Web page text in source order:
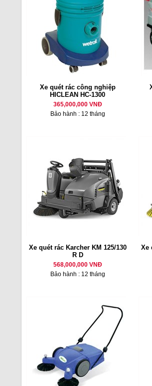
Xe quét rác công nghiệp
HICLEAN HC-1300
365,000,000 VNĐ
Bảo hành : 12 tháng
Xe quét rác Karcher KM 125/130
R D
568,000,000 VNĐ
Bảo hành : 12 tháng
Xe